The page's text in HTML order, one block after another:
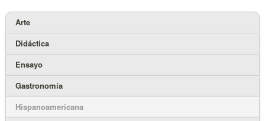
Arte
Didáctica
Ensayo
Gastronomía
Hispanoamericana